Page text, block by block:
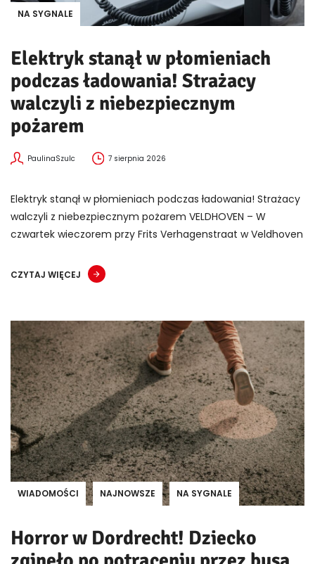
NA SYGNALE
Elektryk stanął w płomieniach
podczas ładowania! Strażacy
walczyli z niebezpiecznym
pożarem
PaulinaSzulc 7 sierpnia 2026
Elektryk stanął w płomieniach podczas ładowania! Strażacy
walczyli z niebezpiecznym pożarem VELDHOVEN – W
czwartek wieczorem przy Frits Verhagenstraat w Veldhoven
CZYTAJ WIĘCEJ
WIADOMOŚCI NAJNOWSZE NA SYGNALE
Horror w Dordrecht! Dziecko